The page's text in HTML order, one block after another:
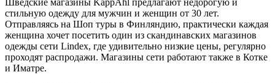
Шведские магазины KappAhl предлагают недорогую и
стильную одежду для мужчин и женщин от 30 лет.
Отправляясь на Шоп туры в Финляндию, практически каждая
женщина хочет посетить один из скандинавских магазинов
одежды сети Lindex, где удивительно низкие цены, регулярно
проходят распродажи. Магазины сети работают также в Котке
и Иматре.